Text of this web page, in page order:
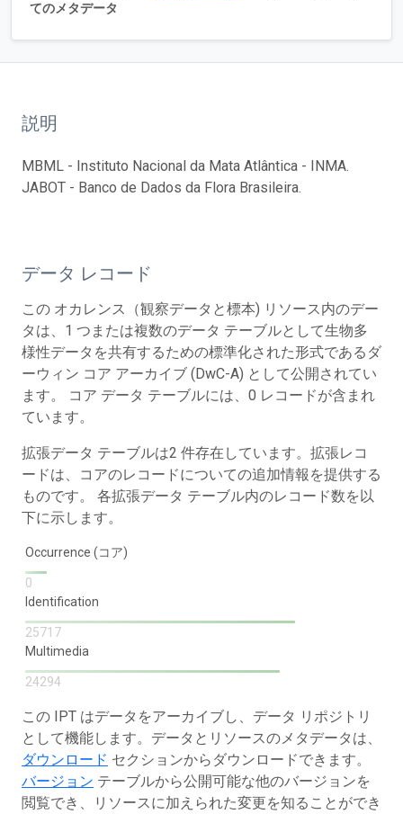
てのメタデータ
説明
MBML - Instituto Nacional da Mata Atlântica - INMA.
JABOT - Banco de Dados da Flora Brasileira.
データ レコード
この オカレンス（観察データと標本) リソース内のデー
タは、1 つまたは複数のデータ テーブルとして生物多
様性データを共有するための標準化された形式であるダ
ーウィン コア アーカイブ (DwC-A) として公開されてい
ます。 コア データ テーブルには、0 レコードが含まれ
ています。
拡張データ テーブルは2 件存在しています。拡張レコ
ードは、コアのレコードについての追加情報を提供する
ものです。 各拡張データ テーブル内のレコード数を以
下に示します。
Occurrence (コア)
0
Identification
25717
Multimedia
24294
この IPT はデータをアーカイブし、データ リポジトリ
として機能します。データとリソースのメタデータは、
ダウンロード セクションからダウンロードできます。
バージョン テーブルから公開可能な他のバージョンを
閲覧でき、リソースに加えられた変更を知ることができ